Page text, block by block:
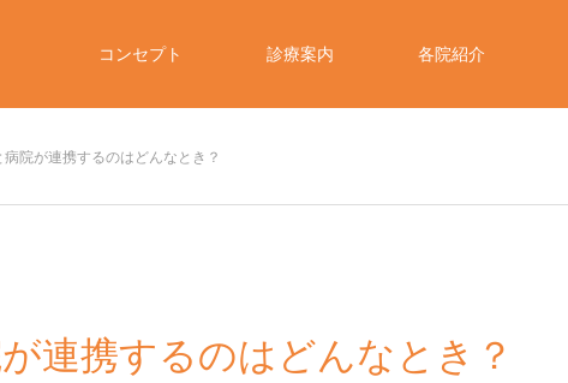
コンセプト 診療案内 各院紹介
院が連携するのはどんなとき？
連携するのはどんなとき？